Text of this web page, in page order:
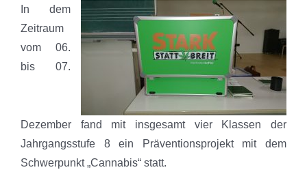
In dem
Zeitraum
vom 06.
bis 07.
Dezember fand mit insgesamt vier Klassen der
Jahrgangsstufe 8 ein Präventionsprojekt mit dem
Schwerpunkt „Cannabis“ statt.